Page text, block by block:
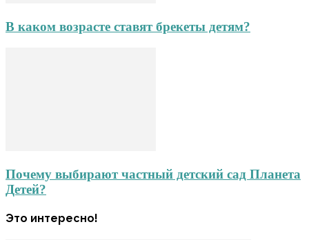
В каком возрасте ставят брекеты детям?
Почему выбирают частный детский сад Планета
Детей?
Это интересно!